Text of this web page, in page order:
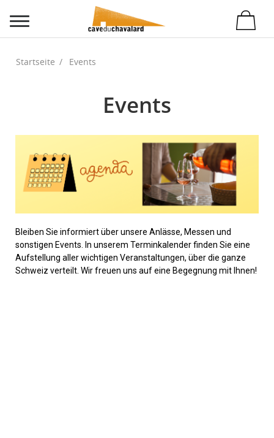
Startseite Events
Events
Bleiben Sie informiert über unsere Anlässe, Messen und
sonstigen Events. In unserem Terminkalender finden Sie eine
Aufstellung aller wichtigen Veranstaltungen, über die ganze
Schweiz verteilt. Wir freuen uns auf eine Begegnung mit Ihnen!